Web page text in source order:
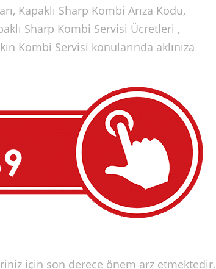
Kapaklı Sharp Kombi Arıza Kodu,
Sharp Kombi Servisi Ücretleri ,
Kombi Servisi konularında aklınıza
için son derece önem arz etmektedir.